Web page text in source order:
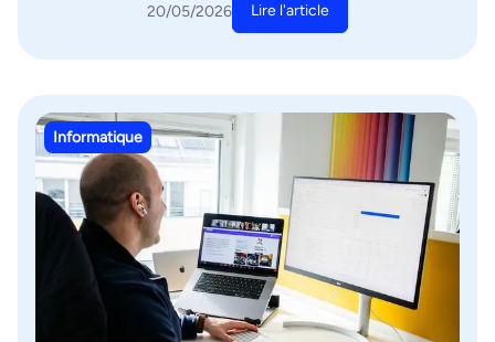
20/05/2026 Lire l'article
Informatique